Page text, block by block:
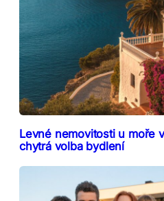
Levné nemovitosti u moře
chytrá volba bydlení